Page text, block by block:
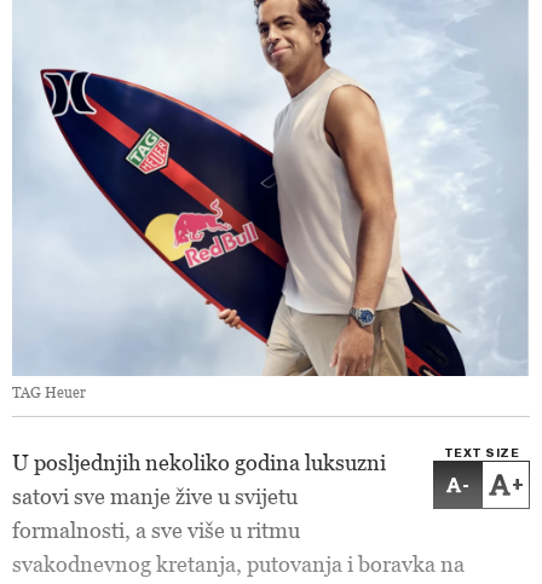
TAG Heuer
TEXT SIZE
- +
U posljednjih nekoliko godina luksuzni
satovi sve manje žive u svijetu
formalnosti, a sve više u ritmu
svakodnevnog kretanja, putovanja i boravka na